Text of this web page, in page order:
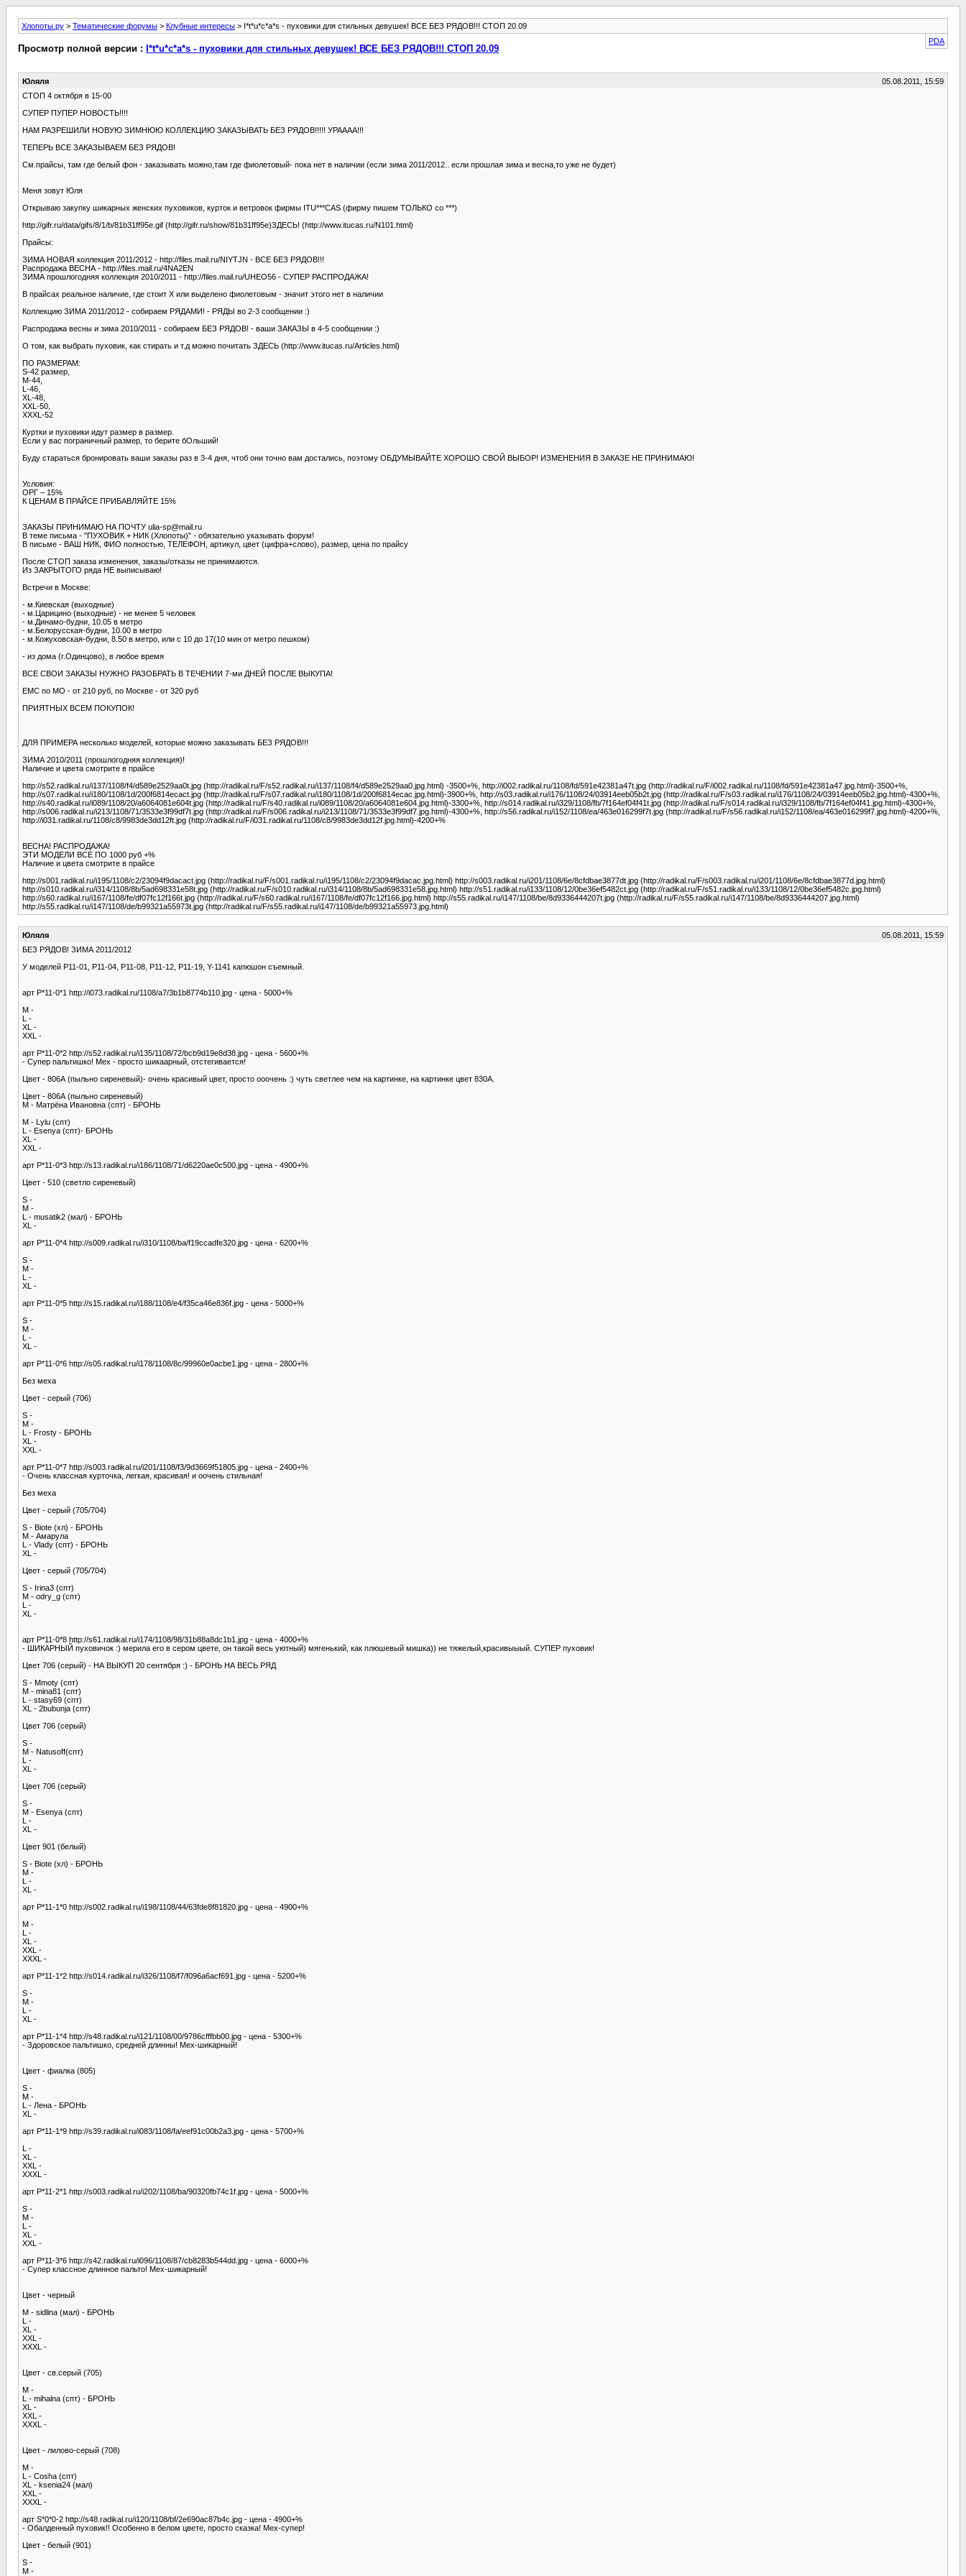
Хлопоты.ру > Тематические форумы > Клубные интересы > I*t*u*c*a*s - пуховики для стильных девушек! ВСЕ БЕЗ РЯДОВ!!! СТОП 20.09
PDA
Просмотр полной версии : I*t*u*c*a*s - пуховики для стильных девушек! ВСЕ БЕЗ РЯДОВ!!! СТОП 20.09
Юляля
05.08.2011, 15:59
СТОП 4 октября в 15-00
СУПЕР ПУПЕР НОВОСТЬ!!!!
НАМ РАЗРЕШИЛИ НОВУЮ ЗИМНЮЮ КОЛЛЕКЦИЮ ЗАКАЗЫВАТЬ БЕЗ РЯДОВ!!!!! УРАААА!!!
ТЕПЕРЬ ВСЕ ЗАКАЗЫВАЕМ БЕЗ РЯДОВ!
См.прайсы, там где белый фон - заказывать можно,там где фиолетовый- пока нет в наличии (если зима 2011/2012.. если прошлая зима и весна,то уже не будет)
Меня зовут Юля
Открываю закупку шикарных женских пуховиков, курток и ветровок фирмы ITU***CAS (фирму пишем ТОЛЬКО со ***)
http://gifr.ru/data/gifs/8/1/b/81b31ff95e.gif (http://gifr.ru/show/81b31ff95e)ЗДЕСЬ! (http://www.itucas.ru/N101.html)
Прайсы:
ЗИМА НОВАЯ коллекция 2011/2012 - http://files.mail.ru/NIYTJN - ВСЕ БЕЗ РЯДОВ!!!
Распродажа ВЕСНА - http://files.mail.ru/4NA2EN
ЗИМА прошлогодняя коллекция 2010/2011 - http://files.mail.ru/UHEO56 - СУПЕР РАСПРОДАЖА!
В прайсах реальное наличие, где стоит Х или выделено фиолетовым - значит этого нет в наличии
Коллекцию ЗИМА 2011/2012 - собираем РЯДАМИ! - РЯДЫ во 2-3 сообщении :)
Распродажа весны и зима 2010/2011 - собираем БЕЗ РЯДОВ! - ваши ЗАКАЗЫ в 4-5 сообщении :)
О том, как выбрать пуховик, как стирать и т.д можно почитать ЗДЕСЬ (http://www.itucas.ru/Articles.html)
ПО РАЗМЕРАМ:
S-42 размер,
М-44,
L-46,
XL-48,
XXL-50,
XXXL-52
Куртки и пуховики идут размер в размер.
Если у вас пограничный размер, то берите бОльший!
Буду стараться бронировать ваши заказы раз в 3-4 дня, чтоб они точно вам достались, поэтому ОБДУМЫВАЙТЕ ХОРОШО СВОЙ ВЫБОР! ИЗМЕНЕНИЯ В ЗАКАЗЕ НЕ ПРИНИМАЮ!
Условия:
ОРГ – 15%
К ЦЕНАМ В ПРАЙСЕ ПРИБАВЛЯЙТЕ 15%
ЗАКАЗЫ ПРИНИМАЮ НА ПОЧТУ ulia-sp@mail.ru
В теме письма - "ПУХОВИК + НИК (Хлопоты)" - обязательно указывать форум!
В письме - ВАШ НИК, ФИО полностью, ТЕЛЕФОН, артикул, цвет (цифра+слово), размер, цена по прайсу
После СТОП заказа изменения, заказы/отказы не принимаются.
Из ЗАКРЫТОГО ряда НЕ выписываю!
Встречи в Москве:
- м.Киевская (выходные)
- м.Царицино (выходные) - не менее 5 человек
- м.Динамо-будни, 10.05 в метро
- м.Белорусская-будни, 10.00 в метро
- м.Кожуховская-будни, 8.50 в метро, или с 10 до 17(10 мин от метро пешком)
- из дома (г.Одинцово), в любое время
ВСЕ СВОИ ЗАКАЗЫ НУЖНО РАЗОБРАТЬ В ТЕЧЕНИИ 7-ми ДНЕЙ ПОСЛЕ ВЫКУПА!
ЕМС по МО - от 210 руб, по Москве - от 320 руб
ПРИЯТНЫХ ВСЕМ ПОКУПОК!
ДЛЯ ПРИМЕРА несколько моделей, которые можно заказывать БЕЗ РЯДОВ!!!
ЗИМА 2010/2011 (прошлогодняя коллекция)!
Наличие и цвета смотрите в прайсе
http://s52.radikal.ru/i137/1108/f4/d589e2529aa0t.jpg (http://radikal.ru/F/s52.radikal.ru/i137/1108/f4/d589e2529aa0.jpg.html) -3500+%, http://i002.radikal.ru/1108/fd/591e42381a47t.jpg (http://radikal.ru/F/i002.radikal.ru/1108/fd/591e42381a47.jpg.html)-3500+%,
http://s07.radikal.ru/i180/1108/1d/200f6814ecact.jpg (http://radikal.ru/F/s07.radikal.ru/i180/1108/1d/200f6814ecac.jpg.html)-3900+%, http://s03.radikal.ru/i176/1108/24/03914eeb05b2t.jpg (http://radikal.ru/F/s03.radikal.ru/i176/1108/24/03914eeb05b2.jpg.html)-4300+%,
http://s40.radikal.ru/i089/1108/20/a6064081e604t.jpg (http://radikal.ru/F/s40.radikal.ru/i089/1108/20/a6064081e604.jpg.html)-3300+%, http://s014.radikal.ru/i329/1108/fb/7f164ef04f41t.jpg (http://radikal.ru/F/s014.radikal.ru/i329/1108/fb/7f164ef04f41.jpg.html)-4300+%,
http://s006.radikal.ru/i213/1108/71/3533e3f99df7t.jpg (http://radikal.ru/F/s006.radikal.ru/i213/1108/71/3533e3f99df7.jpg.html)-4300+%, http://s56.radikal.ru/i152/1108/ea/463e016299f7t.jpg (http://radikal.ru/F/s56.radikal.ru/i152/1108/ea/463e016299f7.jpg.html)-4200+%,
http://i031.radikal.ru/1108/c8/9983de3dd12ft.jpg (http://radikal.ru/F/i031.radikal.ru/1108/c8/9983de3dd12f.jpg.html)-4200+%
ВЕСНА! РАСПРОДАЖА!
ЭТИ МОДЕЛИ ВСЕ ПО 1000 руб +%
Наличие и цвета смотрите в прайсе
http://s001.radikal.ru/i195/1108/c2/23094f9dacact.jpg (http://radikal.ru/F/s001.radikal.ru/i195/1108/c2/23094f9dacac.jpg.html) http://s003.radikal.ru/i201/1108/6e/8cfdbae3877dt.jpg (http://radikal.ru/F/s003.radikal.ru/i201/1108/6e/8cfdbae3877d.jpg.html)
http://s010.radikal.ru/i314/1108/8b/5ad698331e58t.jpg (http://radikal.ru/F/s010.radikal.ru/i314/1108/8b/5ad698331e58.jpg.html) http://s51.radikal.ru/i133/1108/12/0be36ef5482ct.jpg (http://radikal.ru/F/s51.radikal.ru/i133/1108/12/0be36ef5482c.jpg.html)
http://s60.radikal.ru/i167/1108/fe/df07fc12f166t.jpg (http://radikal.ru/F/s60.radikal.ru/i167/1108/fe/df07fc12f166.jpg.html) http://s55.radikal.ru/i147/1108/be/8d9336444207t.jpg (http://radikal.ru/F/s55.radikal.ru/i147/1108/be/8d9336444207.jpg.html)
http://s55.radikal.ru/i147/1108/de/b99321a55973t.jpg (http://radikal.ru/F/s55.radikal.ru/i147/1108/de/b99321a55973.jpg.html)
Юляля
05.08.2011, 15:59
БЕЗ РЯДОВ! ЗИМА 2011/2012
У моделей P11-01, P11-04, P11-08, P11-12, P11-19, Y-1141 капюшон съемный.
арт Р*11-0*1 http://i073.radikal.ru/1108/a7/3b1b8774b110.jpg - цена - 5000+%
M -
L -
XL -
XXL -
арт Р*11-0*2 http://s52.radikal.ru/i135/1108/72/bcb9d19e8d38.jpg - цена - 5600+%
- Супер пальтишко! Мех - просто шикаарный, отстегивается!
Цвет - 806А (пыльно сиреневый)- очень красивый цвет, просто ооочень :) чуть светлее чем на картинке, на картинке цвет 830А.
Цвет - 806А (пыльно сиреневый)
M - Матрёна Ивановна (спт) - БРОНЬ
M - Lylu (спт)
L - Esenya (спт)- БРОНЬ
XL -
XXL -
арт Р*11-0*3 http://s13.radikal.ru/i186/1108/71/d6220ae0c500.jpg - цена - 4900+%
Цвет - 510 (светло сиреневый)
S -
M -
L - musatik2 (мал) - БРОНЬ
XL -
арт Р*11-0*4 http://s009.radikal.ru/i310/1108/ba/f19ccadfe320.jpg - цена - 6200+%
S -
M -
L -
XL -
арт Р*11-0*5 http://s15.radikal.ru/i188/1108/e4/f35ca46e836f.jpg - цена - 5000+%
S -
M -
L -
XL -
арт Р*11-0*6 http://s05.radikal.ru/i178/1108/8c/99960e0acbe1.jpg - цена - 2800+%
Без меха
Цвет - серый (706)
S -
M -
L - Frosty - БРОНЬ
XL -
XXL -
арт Р*11-0*7 http://s003.radikal.ru/i201/1108/f3/9d3669f51805.jpg - цена - 2400+%
- Очень классная курточка, легкая, красивая! и оочень стильная!
Без меха
Цвет - серый (705/704)
S - Biote (хл) - БРОНЬ
M - Амарула
L - Vlady (спт) - БРОНЬ
XL -
Цвет - серый (705/704)
S - Irina3 (спт)
M - odry_g (спт)
L -
XL -
арт Р*11-0*8 http://s61.radikal.ru/i174/1108/98/31b88a8dc1b1.jpg - цена - 4000+%
- ШИКАРНЫЙ пуховичок :) мерила его в сером цвете, он такой весь уютный) мягенький, как плюшевый мишка)) не тяжелый,красивыыый. СУПЕР пуховик!
Цвет 706 (серый) - НА ВЫКУП 20 сентября :) - БРОНЬ НА ВЕСЬ РЯД
S - Mmoty (спт)
M - mina81 (спт)
L - stasy69 (спт)
XL - 2bubunja (спт)
Цвет 706 (серый)
S -
M - Natusoff(спт)
L -
XL -
Цвет 706 (серый)
S -
M - Esenya (спт)
L -
XL -
Цвет 901 (белый)
S - Biote (хл) - БРОНЬ
M -
L -
XL -
арт Р*11-1*0 http://s002.radikal.ru/i198/1108/44/63fde8f81820.jpg - цена - 4900+%
M -
L -
XL -
XXL -
XXХL -
арт Р*11-1*2 http://s014.radikal.ru/i326/1108/f7/f096a6acf691.jpg - цена - 5200+%
S -
M -
L -
XL -
арт Р*11-1*4 http://s48.radikal.ru/i121/1108/00/9786cfffbb00.jpg - цена - 5300+%
- Здоровское пальтишко, средней длинны! Мех-шикарный!
Цвет - фиалка (805)
S -
M -
L - Лена - БРОНЬ
XL -
арт Р*11-1*9 http://s39.radikal.ru/i083/1108/fa/eef91c00b2a3.jpg - цена - 5700+%
L -
XL -
XXL -
XXХL -
арт Р*11-2*1 http://s003.radikal.ru/i202/1108/ba/90320fb74c1f.jpg - цена - 5000+%
S -
M -
L -
XL -
XXL -
арт Р*11-3*6 http://s42.radikal.ru/i096/1108/87/cb8283b544dd.jpg - цена - 6000+%
- Супер классное длинное пальто! Мех-шикарный!
Цвет - черный
M - sidlina (мал) - БРОНЬ
L -
XL -
XXL -
XXХL -
Цвет - св.серый (705)
M -
L - mihalna (спт) - БРОНЬ
XL -
XXL -
XXХL -
Цвет - лилово-серый (708)
M -
L - Cosha (спт)
XL - ksenia24 (мал)
XXL -
XXХL -
арт S*0*0-2 http://s48.radikal.ru/i120/1108/bf/2e690ac87b4c.jpg - цена - 4900+%
- Обалденный пуховик!! Особенно в белом цвете, просто сказка! Мех-супер!
Цвет - белый (901)
S -
M -